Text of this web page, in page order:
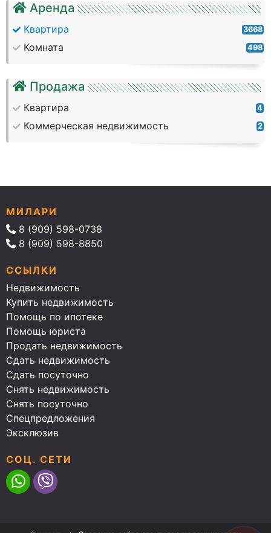
Аренда
Квартира 3668
Комната 498
Продажа
Квартира 4
Коммерческая недвижимость 2
МИЛАРИ
8 (909) 598-0738
8 (909) 598-8850
ССЫЛКИ
Недвижимость
Купить недвижимость
Помощь по ипотеке
Помощь юриста
Продать недвижимость
Сдать недвижимость
Сдать посуточно
Снять недвижимость
Снять посуточно
Спецпредложения
Эксклюзив
СОЦ. СЕТИ